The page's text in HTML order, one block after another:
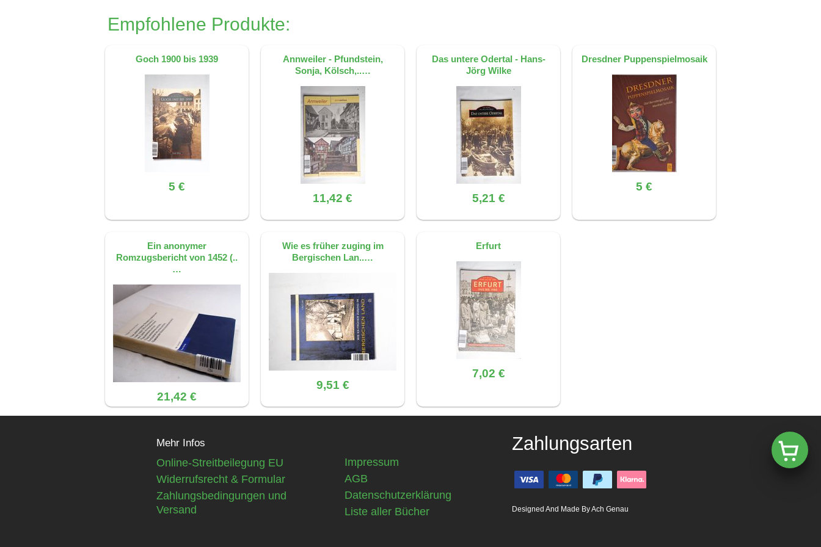
Empfohlene Produkte:
Goch 1900 bis 1939
5 €
Annweiler - Pfundstein,
Sonja, Kölsch,..…
11,42 €
Das untere Odertal - Hans-
Jörg Wilke
5,21 €
Dresdner Puppenspielmosaik
5 €
Ein anonymer
Romzugsbericht von 1452 (..
…
21,42 €
Wie es früher zuging im
Bergischen Lan..…
9,51 €
Erfurt
7,02 €
Mehr Infos
Online-Streitbeilegung EU
Widerrufsrecht & Formular
Zahlungsbedingungen und
Versand
Impressum
AGB
Datenschutzerklärung
Liste aller Bücher
Zahlungsarten
Designed And Made By Ach Genau